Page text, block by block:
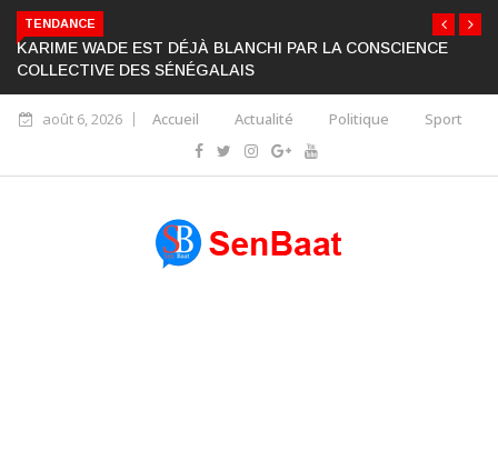
TENDANCE
KARIME WADE EST DÉJÀ BLANCHI PAR LA CONSCIENCE
COLLECTIVE DES SÉNÉGALAIS
août 6, 2026 Accueil Actualité Politique Sport